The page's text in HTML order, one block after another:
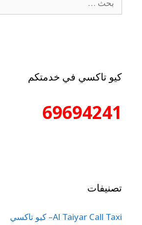
كيو تاكسي في خدمتكم
69694241
تصنيفات
Al Taiyar Call Taxi– كيو تاكسي